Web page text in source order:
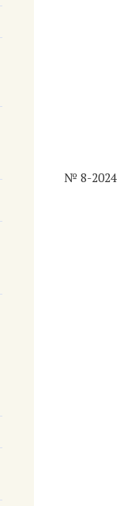
№ 8-2024